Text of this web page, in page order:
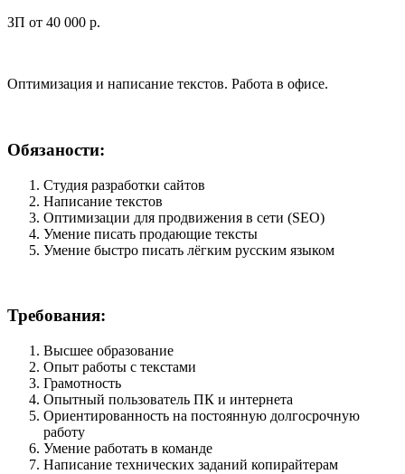
ЗП от 40 000 р.
Оптимизация и написание текстов. Работа в офисе.
Обязаности:
Студия разработки сайтов
Написание текстов
Оптимизации для продвижения в сети (SEO)
Умение писать продающие тексты
Умение быстро писать лёгким русским языком
Требования:
Высшее образование
Опыт работы с текстами
Грамотность
Опытный пользователь ПК и интернета
Ориентированность на постоянную долгосрочную
работу
Умение работать в команде
Написание технических заданий копирайтерам